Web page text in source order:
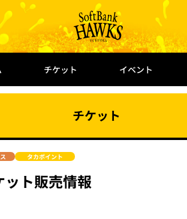
チケット イベント
チケット
タカポイント
ット販売情報